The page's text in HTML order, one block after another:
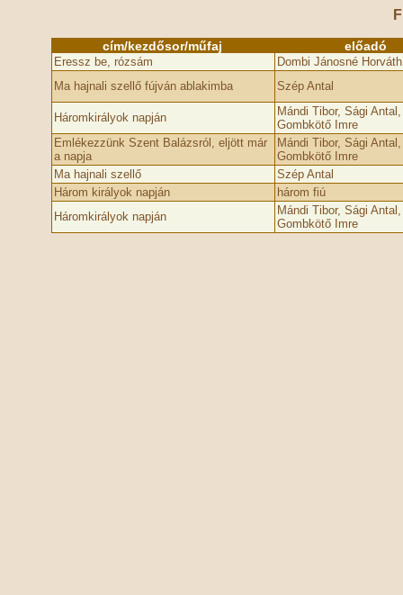
cím/kezdősor/műfaj előadó
Eressz be, rózsám
Dombi Jánosné
Ma hajnali szellő fújván ablakimba
Szép Antal
Háromkirályok napján
Mándi Tibor, Sági Antal,
Gombkötő Imre
Emlékezzünk Szent Balázsról, eljött már
a napja
Mándi Tibor, Sági Antal,
Gombkötő Imre
Ma hajnali szellő
Szép Antal
Három királyok napján
három fiú
Háromkirályok napján
Mándi Tibor, Sági Antal,
Gombkötő Imre